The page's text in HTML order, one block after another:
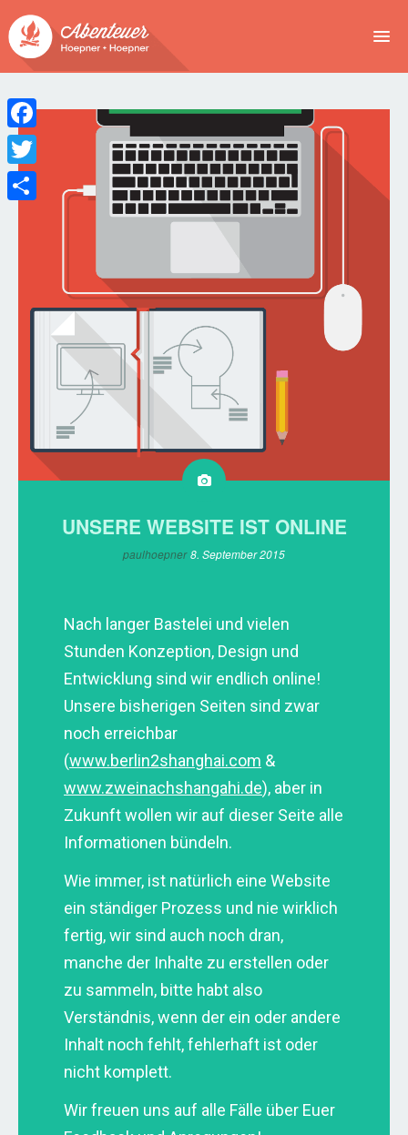
ABENTEUER
SPONSOREN
UNSERE WEBSITE IST ONLINE
paulhoepner 8. September 2015
Nach langer Bastelei und vielen
Stunden Konzeption, Design und
Entwicklung sind wir endlich online!
Unsere bisherigen Seiten sind zwar
noch erreichbar
(www.berlin2shanghai.com &
www.zweinachshangahi.de), aber in
Zukunft wollen wir auf dieser Seite alle
Informationen bündeln.
Wie immer, ist natürlich eine Website
ein ständiger Prozess und nie wirklich
fertig, wir sind auch noch dran,
manche der Inhalte zu erstellen oder
zu sammeln, bitte habt also
Verständnis, wenn der ein oder andere
Inhalt noch fehlt, fehlerhaft ist oder
nicht komplett.
Wir freuen uns auf alle Fälle über Euer
Facebook
Twitter